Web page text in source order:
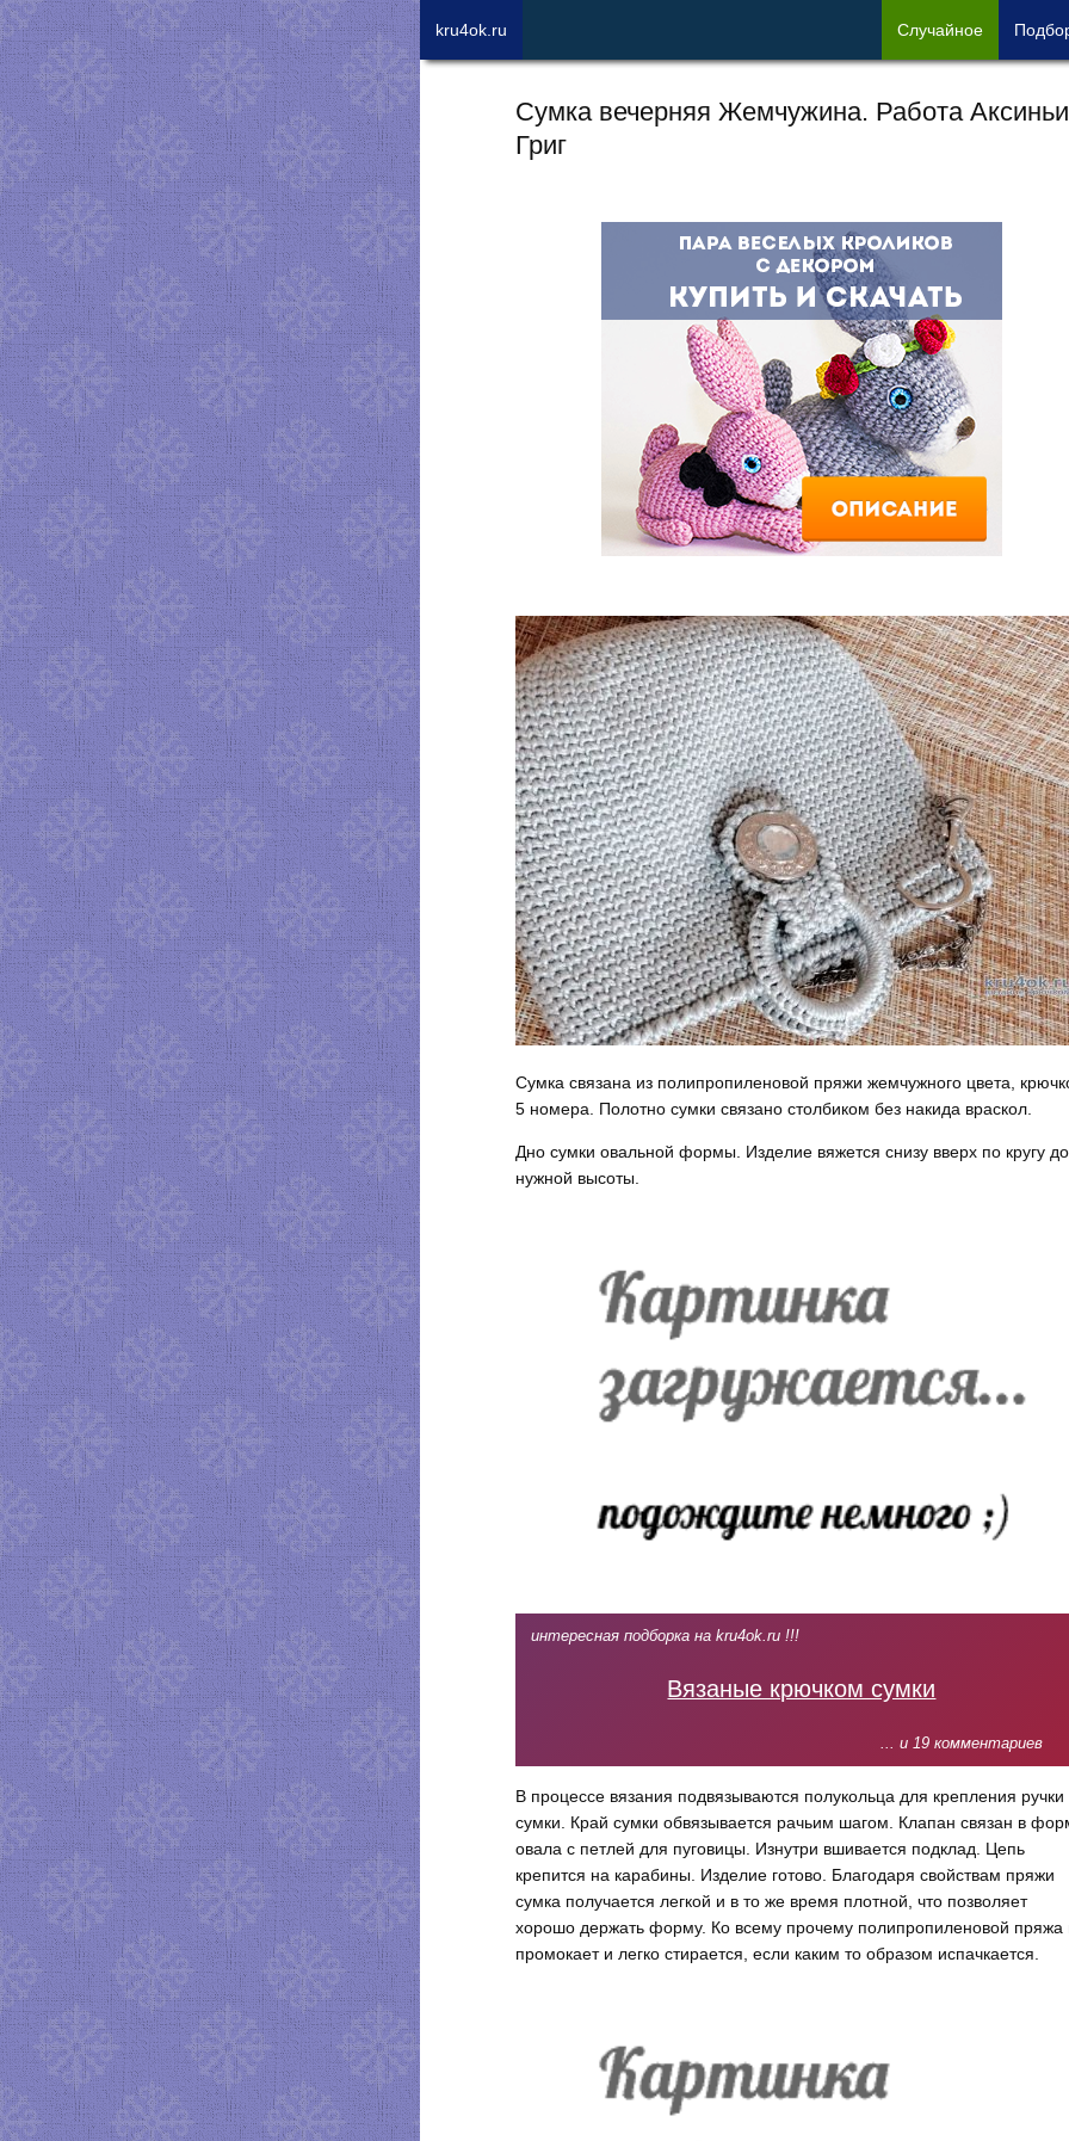
Сумка вечерняя Жемчужина. Работа Аксиньи
Григ
Сумка связана из полипропиленовой пряжи жемчужного цвета,
5 номера. Полотно сумки связано столбиком без накида враскол.
Дно сумки овальной формы. Изделие вяжется снизу вверх по кругу до
нужной высоты.
интересная подборка на kru4ok.ru !!!
Вязаные крючком сумки
... и 19 комментариев
В процессе вязания подвязываются полукольца для крепления ручки
сумки. Край сумки обвязывается рачьим шагом. Клапан связан в
овала с петлей для пуговицы. Изнутри вшивается подклад. Цепь
крепится на карабины. Изделие готово. Благодаря свойствам пряжи
сумка получается легкой и в то же время плотной, что позволяет
хорошо держать форму. Ко всему прочему полипропиленовой пряжа
промокает и легко стирается, если каким то образом испачкается.
kru4ok.ru Случайное Под